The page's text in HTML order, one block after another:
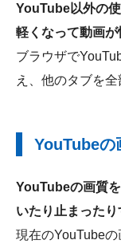
YouTube以外の
軽くなって動画が
ブラウザで
え、他のタブを
YouTubeの
YouTubeの画質
いたり止まったり
現在のYouTube